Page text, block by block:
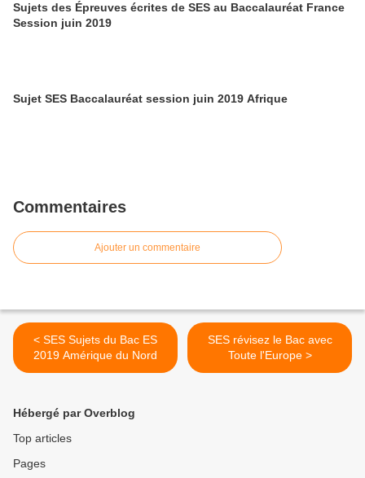
Sujets des Épreuves écrites de SES au Baccalauréat France
Session juin 2019
Sujet SES Baccalauréat session juin 2019 Afrique
Commentaires
Ajouter un commentaire
< SES Sujets du Bac ES
2019 Amérique du Nord
SES révisez le Bac avec
Toute l'Europe >
Hébergé par Overblog
Top articles
Pages